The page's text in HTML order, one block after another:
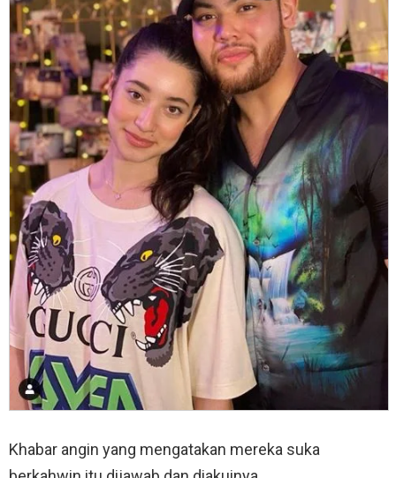
Khabar angin yang mengatakan mereka suka